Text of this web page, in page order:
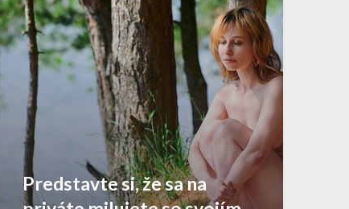
Predstavte si, že sa na